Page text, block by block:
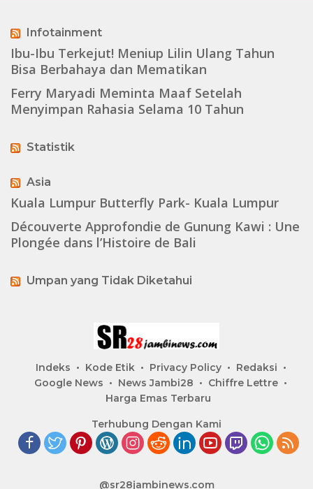
Infotainment
Ibu-Ibu Terkejut! Meniup Lilin Ulang Tahun
Bisa Berbahaya dan Mematikan
Ferry Maryadi Meminta Maaf Setelah
Menyimpan Rahasia Selama 10 Tahun
Statistik
Asia
Kuala Lumpur Butterfly Park- Kuala Lumpur
Découverte Approfondie de Gunung Kawi : Une
Plongée dans l’Histoire de Bali
Umpan yang Tidak Diketahui
Indeks Kode Etik Privacy Policy
Redaksi
Google News
News Jambi28
Chiffre Lettre
Harga Emas Terbaru
Terhubung Dengan Kami
@sr28jambinews.com